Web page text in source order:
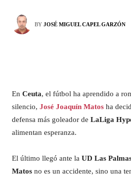
BY JOSÉ MIGUEL CAPEL GARZÓN
En Ceuta, el fútbol ha aprendido a
silencio, José Joaquín Matos ha
defensa más goleador de LaLiga
alimentan esperanza.
El último llegó ante la UD Las
Matos no es un accidente, sino una